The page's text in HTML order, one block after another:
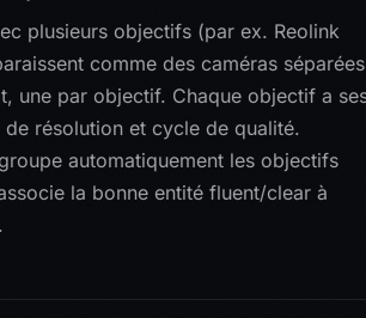
plusieurs objectifs (par ex. Reolink
comme des caméras séparées
une par objectif. Chaque objectif a
résolution et cycle de qualité.
automatiquement les objectifs
la bonne entité fluent/clear à